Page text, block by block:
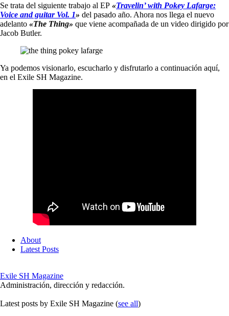
Se trata del siguiente trabajo al EP «Travelin’ with Pokey Lafarge:
Voice and guitar Vol. 1» del pasado año. Ahora nos llega el nuevo
adelanto «The Thing» que viene acompañada de un video dirigido por
Jacob Butler.
Ya podemos visionarlo, escucharlo y disfrutarlo a continuación aquí,
en el Exile SH Magazine.
About
Latest Posts
Exile SH Magazine
Administración, dirección y redacción.
Latest posts by Exile SH Magazine (see all)